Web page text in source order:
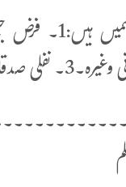
عام خیرات۔